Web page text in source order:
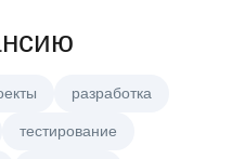
разработка
тестирование